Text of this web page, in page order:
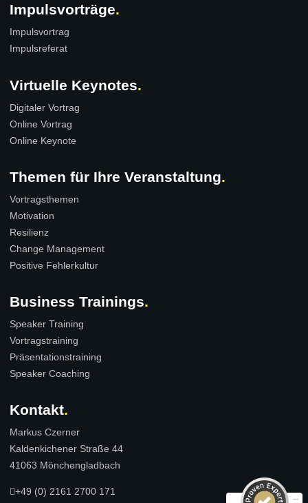
Impulsvorträge
Impulsvortrag
Impulsreferat
Virtuelle Keynotes
Digitaler Vortrag
Online Vortrag
Online Keynote
Themen für Ihre Veranstaltung
Vortragsthemen
Motivation
Resilienz
Change Management
Positive Fehlerkultur
Business Trainings
Speaker Training
Vortragstraining
Präsentationstraining
Speaker Coaching
Kontakt
Markus Czerner
Kaldenkichener Straße 44
41063 Mönchengladbach
+49 (0) 2161 2700 171